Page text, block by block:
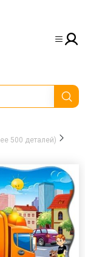
500 деталей)